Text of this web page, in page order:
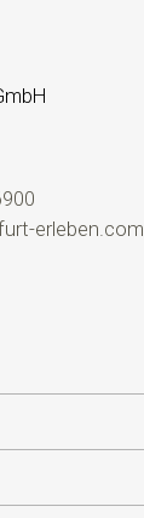
erleben.com